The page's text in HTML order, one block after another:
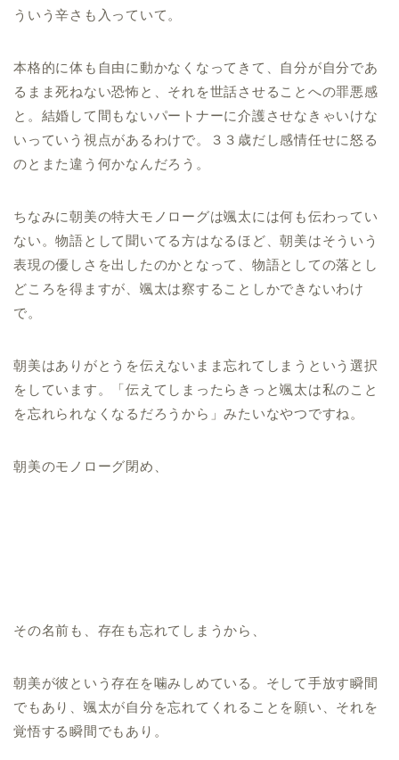
ういう辛さも入っていて。
本格的に体も自由に動かなくなってきて、自分が自分であ
るまま死ねない恐怖と、それを世話させることへの罪悪感
と。結婚して間もないパートナーに介護させなきゃいけな
いっていう視点があるわけで。３３歳だし感情任せに怒る
のとまた違う何かなんだろう。
ちなみに朝美の特大モノローグは颯太には何も伝わってい
ない。物語として聞いてる方はなるほど、朝美はそういう
表現の優しさを出したのかとなって、物語としての落とし
どころを得ますが、颯太は察することしかできないわけ
で。
朝美はありがとうを伝えないまま忘れてしまうという選択
をしています。「伝えてしまったらきっと颯太は私のこと
を忘れられなくなるだろうから」みたいなやつですね。
朝美のモノローグ閉め、
その名前も、存在も忘れてしまうから、
朝美が彼という存在を噛みしめている。そして手放す瞬間
でもあり、颯太が自分を忘れてくれることを願い、それを
覚悟する瞬間でもあり。